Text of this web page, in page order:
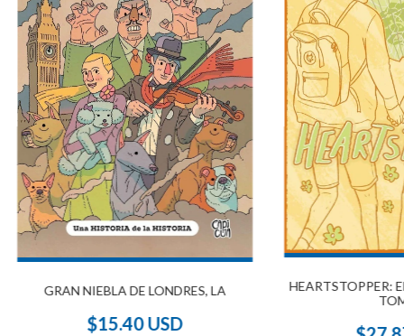
GRAN NIEBLA DE LONDRES, LA
$15.40 USD
HEARTSTOPPER: